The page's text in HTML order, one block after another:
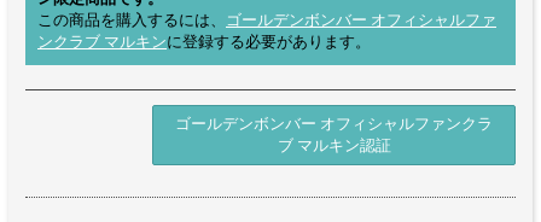
この商品を購入するには、 ゴールデンボンバー オフィシャルファ
ンクラブ マルキンに登録する必要があります。
ゴールデンボンバー オフィシャルファンクラ
ブ マルキン認証